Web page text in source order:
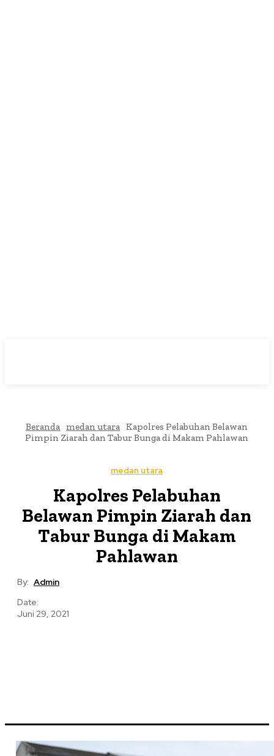
Beranda medan utara
Kapolres Pelabuhan Belawan
Pimpin Ziarah dan Tabur Bunga di Makam Pahlawan
medan utara
Kapolres Pelabuhan
Belawan Pimpin Ziarah dan
Tabur Bunga di Makam
Pahlawan
By: Admin
Date:
Juni 29, 2021